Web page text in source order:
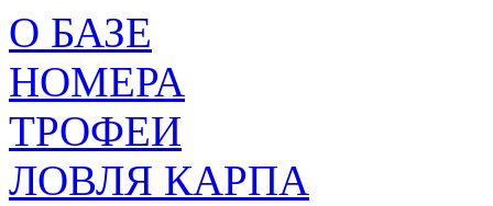
О БАЗЕ
НОМЕРА
ТРОФЕИ
ЛОВЛЯ КАРПА